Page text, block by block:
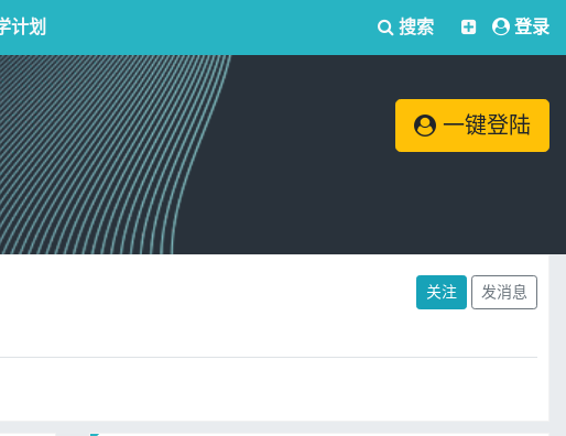
计划 搜索 登录
一键登陆
关注 发消息